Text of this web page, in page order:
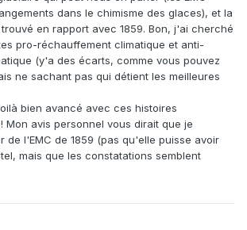
dans le chimisme des glaces), et la
en rapport avec 1859. Bon, j'ai cherché
pro-réchauffement climatique et anti-
(y'a des écarts, comme vous pouvez
ne sachant pas qui détient les meilleures
bien avancé avec ces histoires
Mon avis personnel vous dirait que je
de l'EMC de 1859 (pas qu'elle puisse avoir
mais que les constatations semblent